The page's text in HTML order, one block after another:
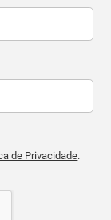
de Privacidade.